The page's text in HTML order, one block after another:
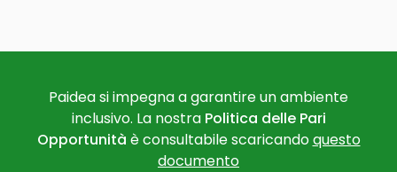
Paidea si impegna a garantire un ambiente
inclusivo. La nostra Politica delle Pari
Opportunità è consultabile scaricandoquesto
documento